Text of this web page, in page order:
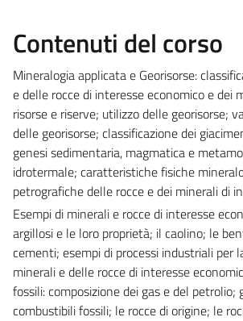
Contenuti del corso
Mineralogia applicata e Georisorse:
e delle rocce di interesse economico e dei
risorse e riserve; utilizzo delle georisorse;
delle georisorse; classificazione dei
genesi sedimentaria, magmatica e
idrotermale; caratteristiche fisiche
petrografiche delle rocce e dei minerali di
Esempi di minerali e rocce di interesse
argillosi e le loro proprietà; il caolino; le
cementi; esempi di processi industriali per
minerali e delle rocce di interesse
fossili: composizione dei gas e del petrolio;
combustibili fossili; le rocce di origine; le